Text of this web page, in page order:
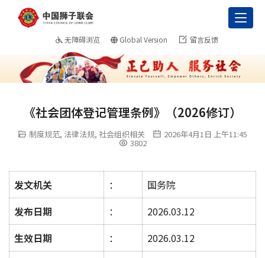
无障碍浏览 Global Version 留言反馈
《社会团体登记管理条例》（2026修订）
制度规范, 法律法规, 社会组织相关 2026年4月1日 上午11:45
3802
发文机关 ：
国务院
发布日期
：
2026.03.12
生效日期
：
2026.03.12